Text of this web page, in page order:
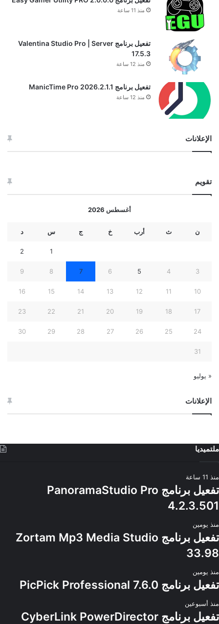
منذ 11 ساعة
تفعيل برنامج Valentina Studio Pro | Server
17.5.3
منذ 12 ساعة
تفعيل برنامج ManicTime Pro 2026.2.1.1
منذ 12 ساعة
الإعلانات
تقويم
أغسطس 2026
ن ث أرب خ ج س د
1
2
3
4
5
6
7
8
9
10
11
12
13
14
15
16
17
18
19
20
21
22
23
24
25
26
27
28
29
30
31
« يوليو
الإعلانات
ملتميديا
منذ 11 ساعة
تفعيل برنامج PanoramaStudio Pro
4.2.3.501
منذ يومين
تفعيل برنامج Zortam Mp3 Media Studio
33.98
منذ يومين
تفعيل برنامج PicPick Professional 7.6.0
منذ أسبوعين
تفعيل برنامج CyberLink PowerDirector